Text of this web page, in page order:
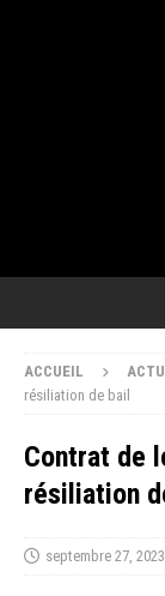
ACCUEIL
résiliation de bail
Contrat de
résiliation
septembre 27, 2023